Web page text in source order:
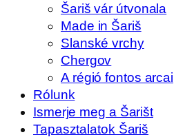
Šariš vár útvonala
Made in Šariš
Slanské vrchy
Chergov
A régió fontos arcai
Rólunk
Ismerje meg a Šarišt
Tapasztalatok Šariš